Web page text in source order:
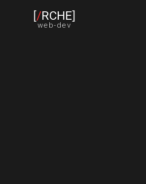
[/RCHE]
web-dev